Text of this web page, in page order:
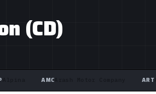
(CD)
AMC ART